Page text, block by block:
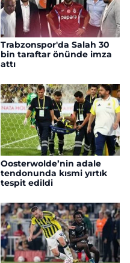
Trabzonspor'da Salah 30
bin taraftar önünde imza
attı
Oosterwolde’nin adale
tendonunda kısmi yırtık
tespit edildi